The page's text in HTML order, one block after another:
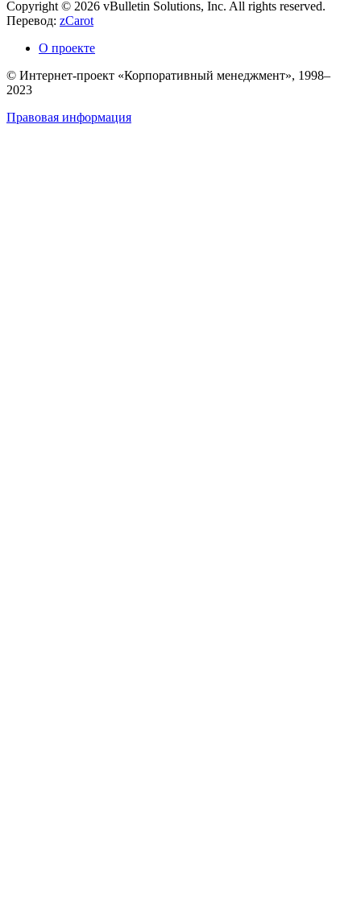
Copyright © 2026 vBulletin Solutions, Inc. All rights reserved.
Перевод: zCarot
О проекте
© Интернет-проект «Корпоративный менеджмент», 1998–
2023
Правовая информация